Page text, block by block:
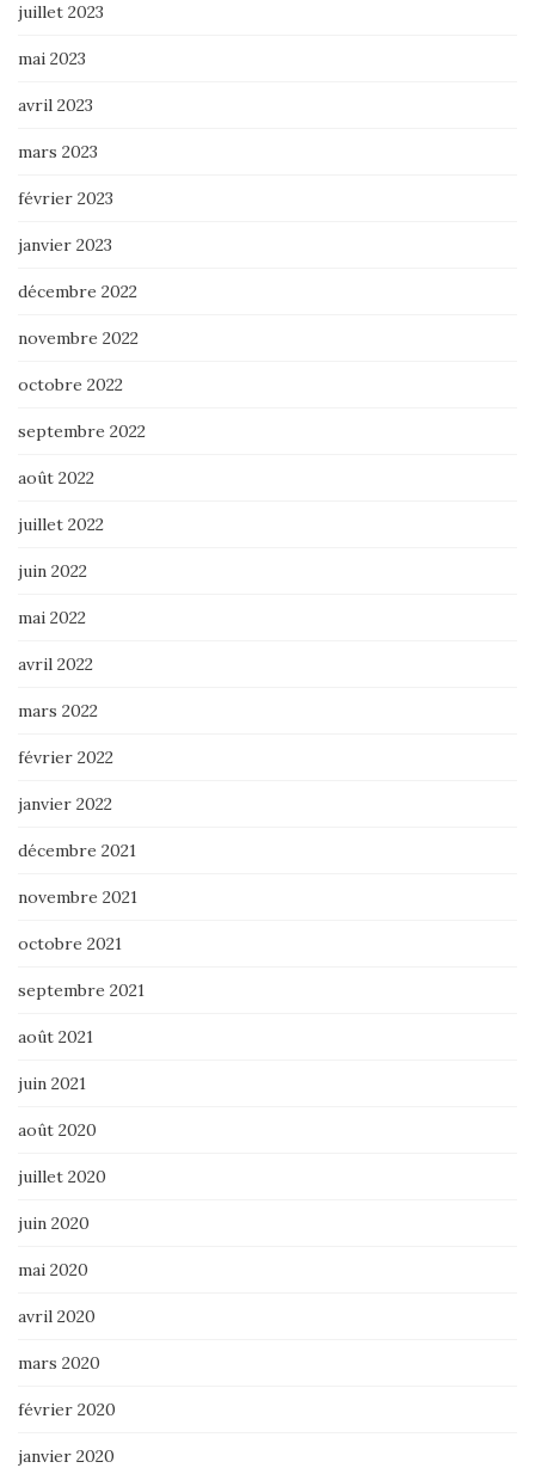
juillet 2023
mai 2023
avril 2023
mars 2023
février 2023
janvier 2023
décembre 2022
novembre 2022
octobre 2022
septembre 2022
août 2022
juillet 2022
juin 2022
mai 2022
avril 2022
mars 2022
février 2022
janvier 2022
décembre 2021
novembre 2021
octobre 2021
septembre 2021
août 2021
juin 2021
août 2020
juillet 2020
juin 2020
mai 2020
avril 2020
mars 2020
février 2020
janvier 2020